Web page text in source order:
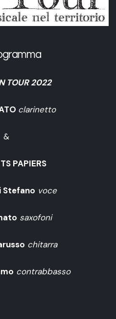
TOUR 2022
clarinetto
&
PAPIERS
Stefano voce
saxofoni
chitarra
contrabbasso